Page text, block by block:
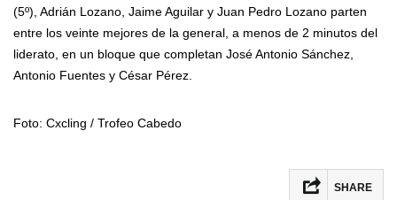
(5º), Adrián Lozano, Jaime Aguilar y Juan Pedro Lozano parten
entre los veinte mejores de la general, a menos de 2 minutos del
liderato, en un bloque que completan José Antonio Sánchez,
Antonio Fuentes y César Pérez.
Foto: Cxcling / Trofeo Cabedo
SHARE